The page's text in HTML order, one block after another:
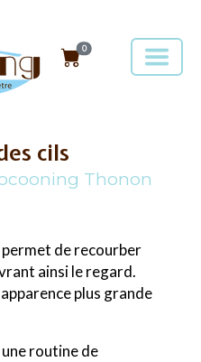
0
cils
Thonon
permet de recourber
ainsi le regard.
plus grande
routine de